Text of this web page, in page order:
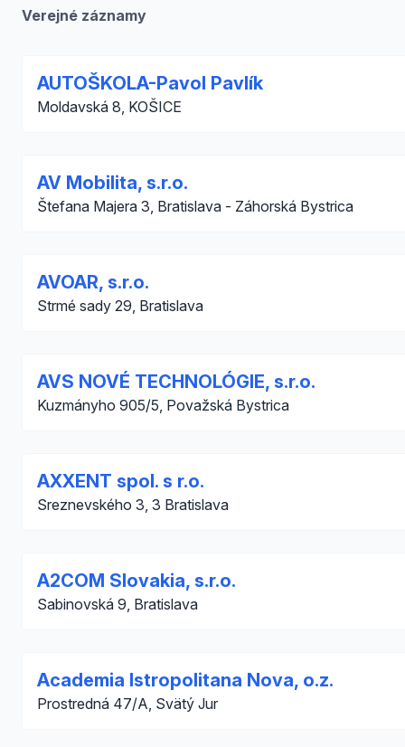
Verejné záznamy
AUTOŠKOLA-Pavol Pavlík
Moldavská 8, KOŠICE
AV Mobilita, s.r.o.
Štefana Majera 3, Bratislava - Záhorská Bystrica
AVOAR, s.r.o.
Strmé sady 29, Bratislava
AVS NOVÉ TECHNOLÓGIE, s.r.o.
Kuzmányho 905/5, Považská Bystrica
AXXENT spol. s r.o.
Sreznevského 3, 3 Bratislava
A2COM Slovakia, s.r.o.
Sabinovská 9, Bratislava
Academia Istropolitana Nova, o.z.
Prostredná 47/A, Svätý Jur